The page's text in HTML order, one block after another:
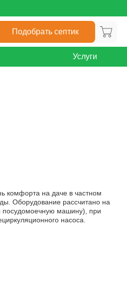
Подобрать септик
Услуги
комфорта на даче в частном
Оборудование рассчитано на
посудомоечную машину), при
насоса.